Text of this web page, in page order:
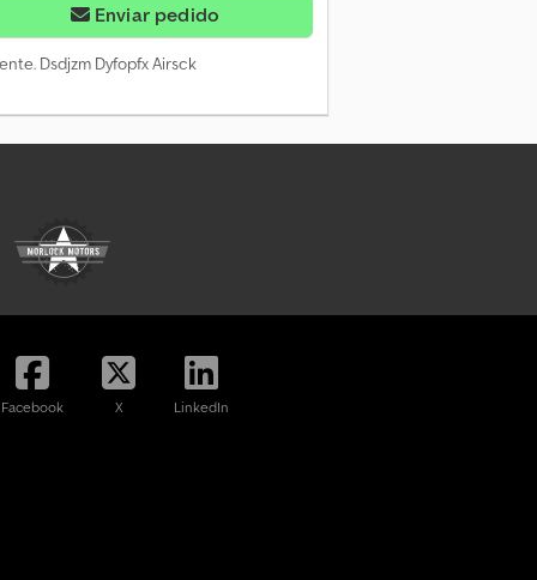
Enviar pedido
Dsdjzm Dyfopfx Airsck
Facebook X LinkedIn